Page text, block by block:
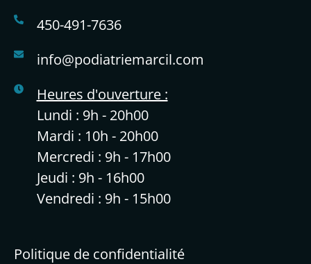
450-491-7636
info@podiatriemarcil.com
Heures d'ouverture :
Lundi : 9h - 20h00
Mardi : 10h - 20h00
Mercredi : 9h - 17h00
Jeudi : 9h - 16h00
Vendredi : 9h - 15h00
Politique de confidentialité